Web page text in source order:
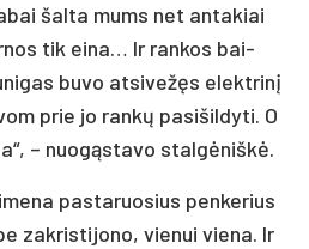
šal­ta mums net an­ta­kiai
tik ei­na… Ir ran­kos bai­
bu­vo at­si­ve­žęs elekt­ri­nį
prie jo ran­kų pa­si­šil­dy­ti. O
– nuo­gąs­ta­vo stal­gė­niš­kė.
pa­sta­ruo­sius pen­ke­rius
zak­ris­ti­jo­no, vie­nui vie­na. Ir